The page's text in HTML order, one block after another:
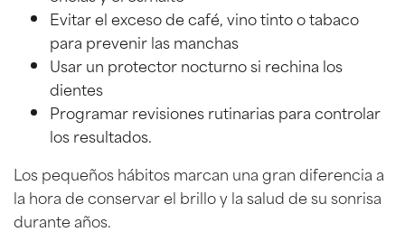
Evitar el exceso de café, vino tinto o tabaco
para prevenir las manchas
Usar un protector nocturno si rechina los
dientes
Programar revisiones rutinarias para controlar
los resultados.
Los pequeños hábitos marcan una gran diferencia a
la hora de conservar el brillo y la salud de su sonrisa
durante años.